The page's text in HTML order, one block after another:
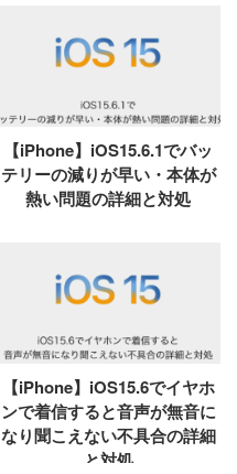
【iPhone】iOS15.6.1でバッ
テリーの減りが早い・本体が
熱い問題の詳細と対処
【iPhone】iOS15.6でイヤホ
ンで着信すると音声が無音に
なり聞こえない不具合の詳細
と対処